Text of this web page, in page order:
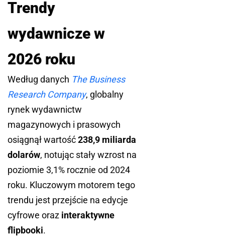
Trendy
wydawnicze w
2026 roku
Według danych The Business
Research Company, globalny
rynek wydawnictw
magazynowych i prasowych
osiągnął wartość238,9 miliarda
dolarów, notując stały wzrost na
poziomie 3,1% rocznie od 2024
roku. Kluczowym motorem tego
trendu jest przejście na edycje
cyfrowe oraz interaktywne
flipbooki.